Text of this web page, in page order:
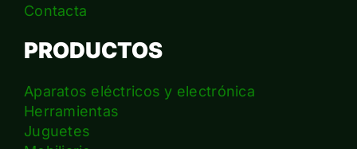
Contacta
PRODUCTOS
Aparatos eléctricos y electrónica
Herramientas
Juguetes